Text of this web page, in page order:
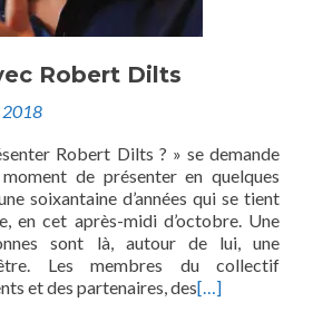
Robert Dilts
2018
Robert Dilts ? » se demande
de présenter en quelques
soixantaine d’années qui se tient
en cet après-midi d’octobre. Une
sont là, autour de lui, une
être. Les membres du collectif
et des partenaires, des[…]